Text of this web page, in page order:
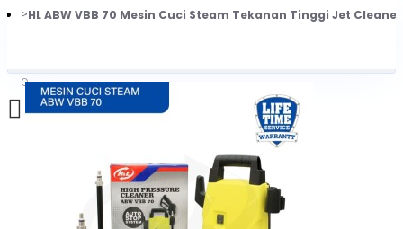
0
HL ABW VBB 70 Mesin Cuci Steam Tekanan Tinggi Jet Cleaner